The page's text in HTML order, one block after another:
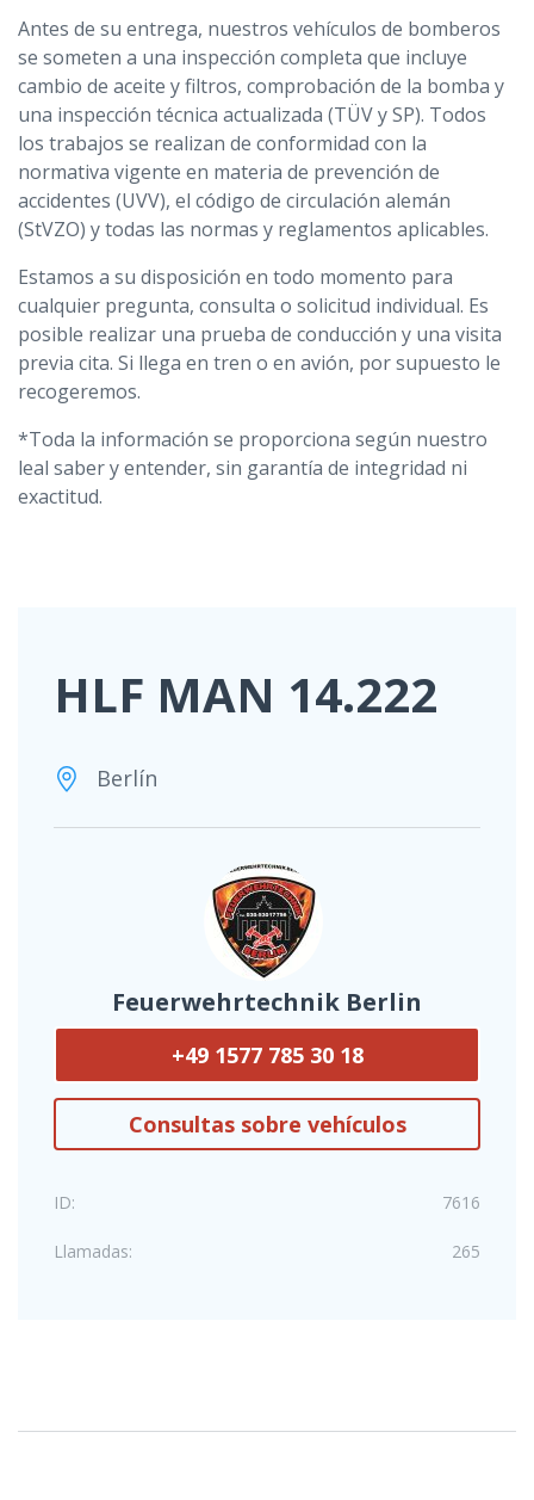
Antes de su entrega, nuestros vehículos de bomberos
se someten a una inspección completa que incluye
cambio de aceite y filtros, comprobación de la bomba y
una inspección técnica actualizada (TÜV y SP). Todos
los trabajos se realizan de conformidad con la
normativa vigente en materia de prevención de
accidentes (UVV), el código de circulación alemán
(StVZO) y todas las normas y reglamentos aplicables.
Estamos a su disposición en todo momento para
cualquier pregunta, consulta o solicitud individual. Es
posible realizar una prueba de conducción y una visita
previa cita. Si llega en tren o en avión, por supuesto le
recogeremos.
*Toda la información se proporciona según nuestro
leal saber y entender, sin garantía de integridad ni
exactitud.
HLF MAN 14.222
Berlín
Feuerwehrtechnik Berlin
+49 1577 785 30 18
Consultas sobre vehículos
ID: 7616
Llamadas: 265